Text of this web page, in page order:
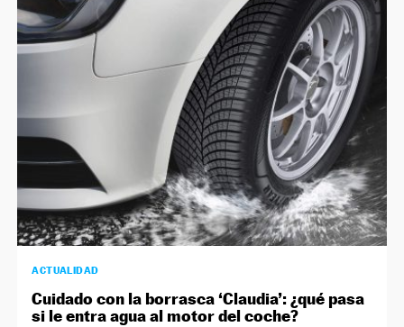
ACTUALIDAD
Cuidado con la borrasca ‘Claudia’: ¿qué pasa
si le entra agua al motor del coche?